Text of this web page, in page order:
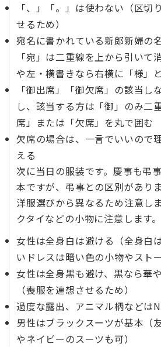
「、」「。」は使わない（区切
せるため）
宛名に書かれている新郎新婦の
「宛」は二重線を上から引いて
や左・横書きなら右横に「様」
「御出席」「御欠席」の該当し
し、該当する方は「御」のみ二
席」または「欠席」を丸で囲む
欠席の場合は、一言でいいので
える
次に当日の服装です。慶事も弔
本ですが、弔事との区別があり
洋服選びから異なるため注意し
クタイなどの小物に注意します。
女性は全身白は避ける（全身白
いドレスは暗い色の小物やスト
女性は全身黒も避け、黒なら華
（喪服を連想させるため）
過度な露出、アニマル柄などは
男性はブラックスーツが基本（
やネイビーのスーツも可）